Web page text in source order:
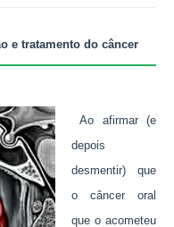
e tratamento do câncer
Ao afirmar (e
depois
desmentir) que
o câncer oral
que o acometeu